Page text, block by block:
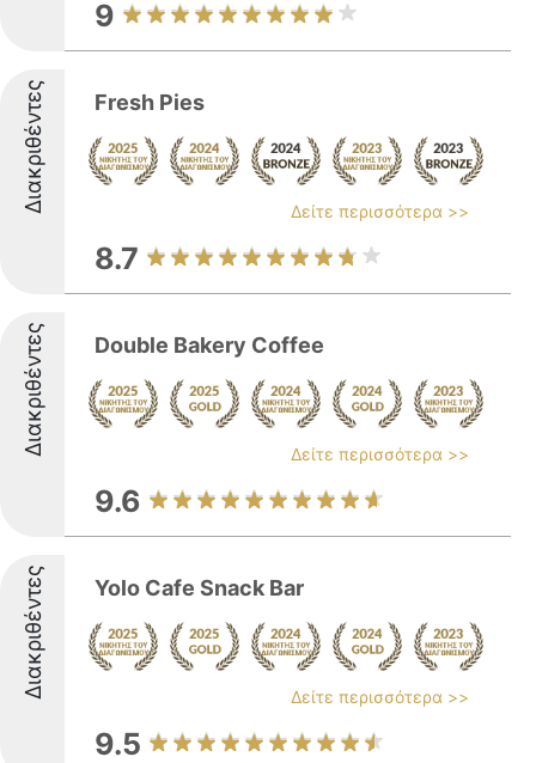
9
Διακριθέντες Fresh Pies
Δείτε περισσότερα >>
8.7
Διακριθέντες Double Bakery Coffee
Δείτε περισσότερα >>
9.6
Διακριθέντες Yolo Cafe Snack Bar
Δείτε περισσότερα >>
9.5